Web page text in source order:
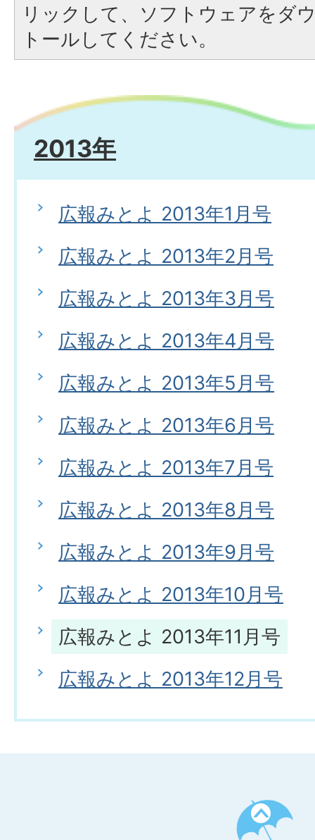
リックして、ソフトウェアをダ
トールしてください。
2013年
広報みとよ 2013年1月号
広報みとよ 2013年2月号
広報みとよ 2013年3月号
広報みとよ 2013年4月号
広報みとよ 2013年5月号
広報みとよ 2013年6月号
広報みとよ 2013年7月号
広報みとよ 2013年8月号
広報みとよ 2013年9月号
広報みとよ 2013年10月号
広報みとよ 2013年11月号
広報みとよ 2013年12月号
ペ